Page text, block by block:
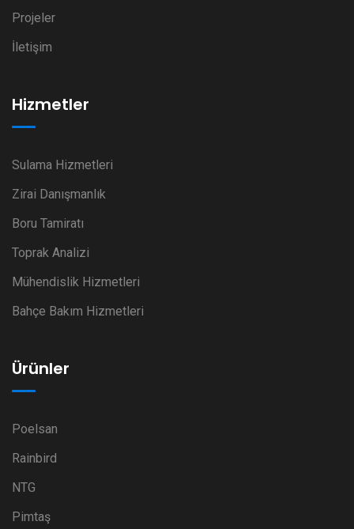
Projeler
İletişim
Hizmetler
Sulama Hizmetleri
Zirai Danışmanlık
Boru Tamiratı
Toprak Analizi
Mühendislik Hizmetleri
Bahçe Bakım Hizmetleri
Ürünler
Poelsan
Rainbird
NTG
Pimtaş